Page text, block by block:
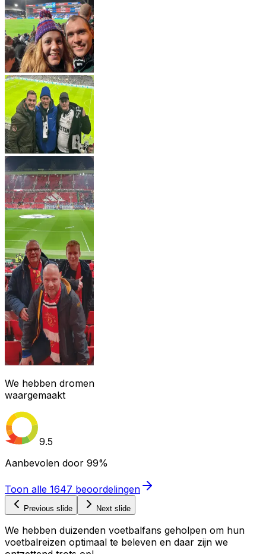
We hebben dromen
waargemaakt
9.5
Aanbevolen door 99%
Toon alle 1647 beoordelingen
Previous slide Next slide
We hebben duizenden voetbalfans geholpen om hun
voetbalreizen optimaal te beleven en daar zijn we